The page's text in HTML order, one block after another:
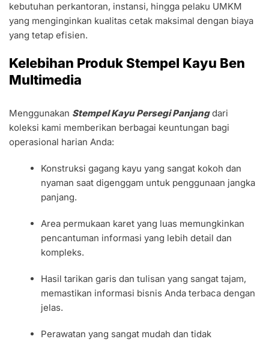
kebutuhan perkantoran, instansi, hingga pelaku UMKM
yang menginginkan kualitas cetak maksimal dengan biaya
yang tetap efisien.
Kelebihan Produk Stempel Kayu Ben
Multimedia
Menggunakan Stempel Kayu Persegi Panjangdari
koleksi kami memberikan berbagai keuntungan bagi
operasional harian Anda:
Konstruksi gagang kayu yang sangat kokoh dan
nyaman saat digenggam untuk penggunaan jangka
panjang.
Area permukaan karet yang luas memungkinkan
pencantuman informasi yang lebih detail dan
kompleks.
Hasil tarikan garis dan tulisan yang sangat tajam,
memastikan informasi bisnis Anda terbaca dengan
jelas.
Perawatan yang sangat mudah dan tidak